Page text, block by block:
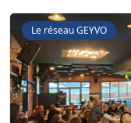
Le réseau GEYVO